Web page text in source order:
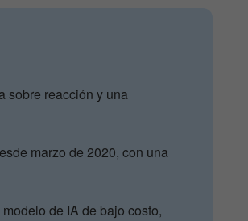
sobre reacción y una
marzo de 2020, con una
de IA de bajo costo,